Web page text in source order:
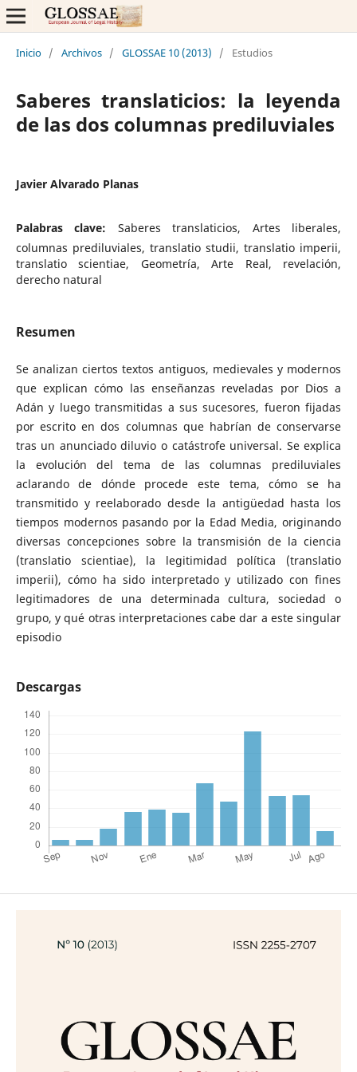
Inicio / Archivos / GLOSSAE 10 (2013) / Estudios
Saberes translaticios: la leyenda
de las dos columnas prediluviales
Javier Alvarado Planas
Palabras clave: Saberes translaticios, Artes liberales,
columnas prediluviales, translatio studii, translatio imperii,
translatio scientiae, Geometría, Arte Real, revelación,
derecho natural
Resumen
Se analizan ciertos textos antiguos, medievales y modernos
que explican cómo las enseñanzas reveladas por Dios a
Adán y luego transmitidas a sus sucesores, fueron fijadas
por escrito en dos columnas que habrían de conservarse
tras un anunciado diluvio o catástrofe universal. Se explica
la evolución del tema de las columnas prediluviales
aclarando de dónde procede este tema, cómo se ha
transmitido y reelaborado desde la antigüedad hasta los
tiempos modernos pasando por la Edad Media, originando
diversas concepciones sobre la transmisión de la ciencia
(translatio scientiae), la legitimidad política (translatio
imperii), cómo ha sido interpretado y utilizado con fines
legitimadores de una determinada cultura, sociedad o
grupo, y qué otras interpretaciones cabe dar a este singular
episodio
Descargas